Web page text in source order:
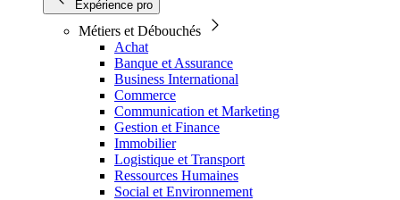
Expérience pro
Métiers et Débouchés
Achat
Banque et Assurance
Business International
Commerce
Communication et Marketing
Gestion et Finance
Immobilier
Logistique et Transport
Ressources Humaines
Social et Environnement